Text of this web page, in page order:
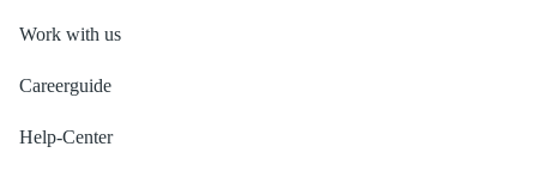
Work with us
Careerguide
Help-Center